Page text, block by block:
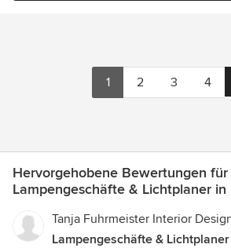
1 2 3 4
Hervorgehobene Bewertungen für
Lampengeschäfte & Lichtplaner in
Tanja Fuhrmeister Interior
Lampengeschäfte &